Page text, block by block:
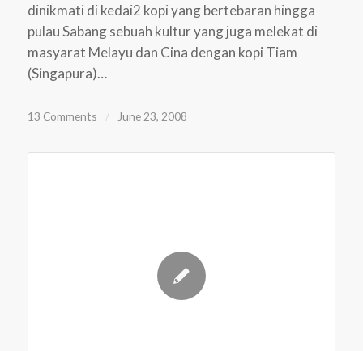
dinikmati di kedai2 kopi yang bertebaran hingga
pulau Sabang sebuah kultur yang juga melekat di
masyarat Melayu dan Cina dengan kopi Tiam
(Singapura)…
13 Comments / June 23, 2008